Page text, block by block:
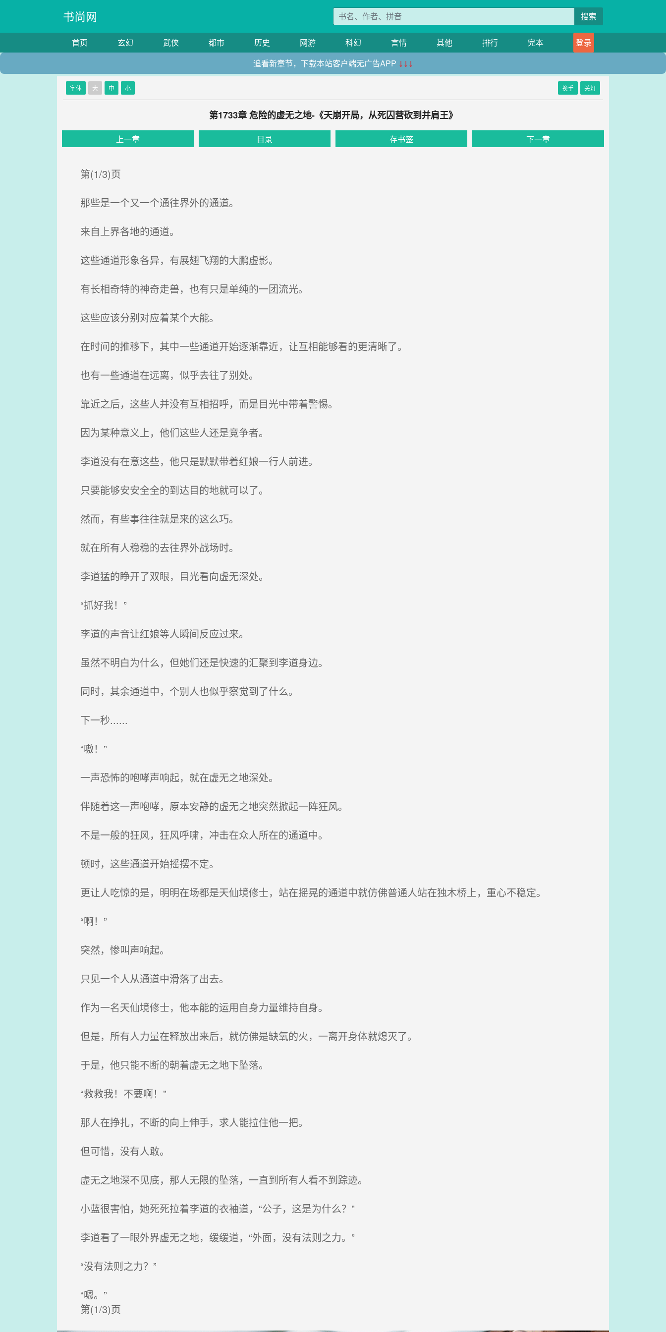
书尚网 搜索
首页 玄幻 武侠 都市 历史 网游 科幻 言情 其他 排行 完本
登录
追看新章节，下载本站客户端无广告APP ↓↓↓
字体 大 中 小 换手 关灯
第1733章 危险的虚无之地-《天崩开局，从死囚营砍到并肩王》
上一章 目录 存书签 下一章
第(1/3)页
那些是一个又一个通往界外的通道。
来自上界各地的通道。
这些通道形象各异，有展翅飞翔的大鹏虚影。
有长相奇特的神奇走兽，也有只是单纯的一团流光。
这些应该分别对应着某个大能。
在时间的推移下，其中一些通道开始逐渐靠近，让互相能够看的更清晰了。
也有一些通道在远离，似乎去往了别处。
靠近之后，这些人并没有互相招呼，而是目光中带着警惕。
因为某种意义上，他们这些人还是竞争者。
李道没有在意这些，他只是默默带着红娘一行人前进。
只要能够安安全全的到达目的地就可以了。
然而，有些事往往就是来的这么巧。
就在所有人稳稳的去往界外战场时。
李道猛的睁开了双眼，目光看向虚无深处。
“抓好我！”
李道的声音让红娘等人瞬间反应过来。
虽然不明白为什么，但她们还是快速的汇聚到李道身边。
同时，其余通道中，个别人也似乎察觉到了什么。
下一秒......
“嗷！”
一声恐怖的咆哮声响起，就在虚无之地深处。
伴随着这一声咆哮，原本安静的虚无之地突然掀起一阵狂风。
不是一般的狂风，狂风呼啸，冲击在众人所在的通道中。
顿时，这些通道开始摇摆不定。
更让人吃惊的是，明明在场都是天仙境修士，站在摇晃的通道中就仿佛普通人站在独木桥上，重心不稳定。
“啊！”
突然，惨叫声响起。
只见一个人从通道中滑落了出去。
作为一名天仙境修士，他本能的运用自身力量维持自身。
但是，所有人力量在释放出来后，就仿佛是缺氧的火，一离开身体就熄灭了。
于是，他只能不断的朝着虚无之地下坠落。
“救救我！不要啊！”
那人在挣扎，不断的向上伸手，求人能拉住他一把。
但可惜，没有人敢。
虚无之地深不见底，那人无限的坠落，一直到所有人看不到踪迹。
小蓝很害怕，她死死拉着李道的衣袖道，“公子，这是为什么？”
李道看了一眼外界虚无之地，缓缓道，“外面，没有法则之力。”
“没有法则之力？”
“嗯。”
第(1/3)页